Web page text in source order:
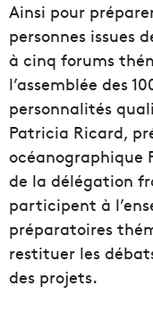
Ainsi pour
personnes issues
à cinq forums
l’assemblée des
personnalités
Patricia Ricard,
océanographique
de la délégation
participent à
préparatoires
restituer les
des projets.